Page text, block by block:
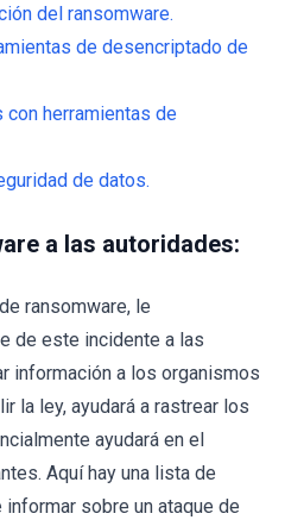
del ransomware.
de desencriptado de
con herramientas de
de datos.
a las autoridades:
ransomware, le
de este incidente a las
información a los organismos
la ley, ayudará a rastrear los
ayudará en el
Aquí hay una lista de
sobre un ataque de